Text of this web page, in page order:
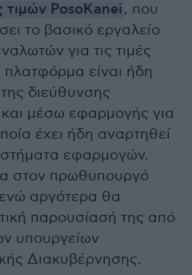
PosoKanei, που
το βασικό εργαλείο
για τις τιμές
είναι ήδη
διεύθυνσης
μέσω εφαρμογής για
έχει ήδη αναρτηθεί
εφαρμογών.
στον πρωθυπουργό
αργότερα θα
παρουσίασή της από
υπουργείων
Διακυβέρνησης.